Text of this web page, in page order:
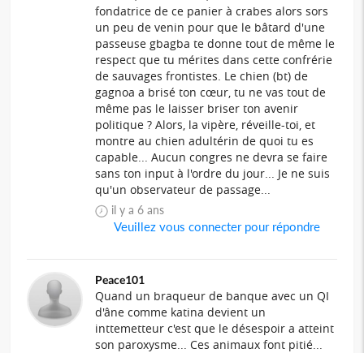
fondatrice de ce panier à crabes alors sors
un peu de venin pour que le bâtard d'une
passeuse gbagba te donne tout de même le
respect que tu mérites dans cette confrérie
de sauvages frontistes. Le chien (bt) de
gagnoa a brisé ton cœur, tu ne vas tout de
même pas le laisser briser ton avenir
politique ? Alors, la vipère, réveille-toi, et
montre au chien adultérin de quoi tu es
capable... Aucun congres ne devra se faire
sans ton input à l'ordre du jour... Je ne suis
qu'un observateur de passage...
il y a 6 ans
Veuillez vous connecter pour répondre
Peace101
Quand un braqueur de banque avec un QI
d'âne comme katina devient un
inttemetteur c'est que le désespoir a atteint
son paroxysme... Ces animaux font pitié...